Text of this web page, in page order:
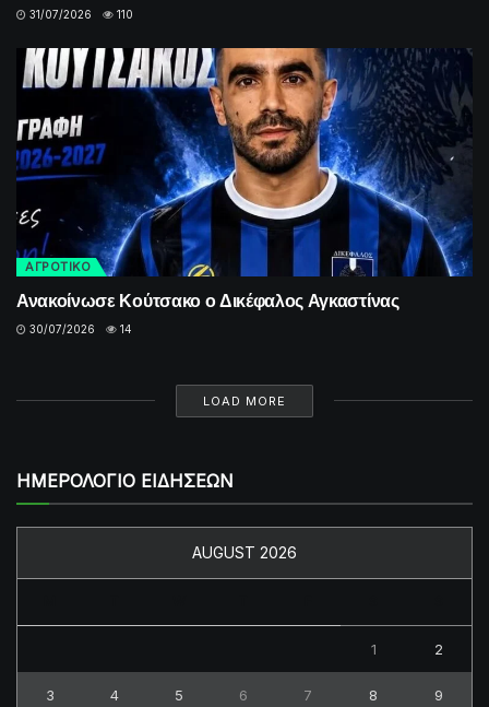
31/07/2026 110
ΑΓΡΟΤΙΚΟ
Ανακοίνωσε Κούτσακο ο Δικέφαλος Αγκαστίνας
30/07/2026 14
LOAD MORE
ΗΜΕΡΟΛΟΓΙΟ ΕΙΔΗΣΕΩΝ
AUGUST 2026
1 2
3 4 5 6 7 8 9